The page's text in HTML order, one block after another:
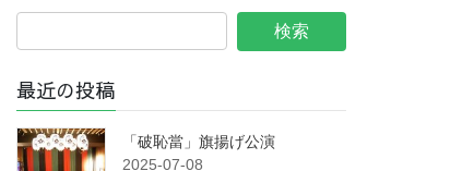
最近の投稿
「破恥當」旗揚げ公演
2025-07-08